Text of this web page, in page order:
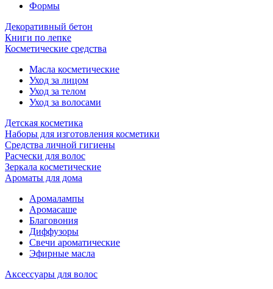
Формы
Декоративный бетон
Книги по лепке
Косметические средства
Масла косметические
Уход за лицом
Уход за телом
Уход за волосами
Детская косметика
Наборы для изготовления косметики
Средства личной гигиены
Расчески для волос
Зеркала косметические
Ароматы для дома
Аромалампы
Аромасаше
Благовония
Диффузоры
Свечи ароматические
Эфирные масла
Аксессуары для волос